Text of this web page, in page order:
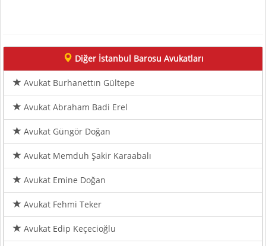
Diğer İstanbul Barosu Avukatları
Avukat Burhanettın Gültepe
Avukat Abraham Badi Erel
Avukat Güngör Doğan
Avukat Memduh Şakir Karaabalı
Avukat Emine Doğan
Avukat Fehmi Teker
Avukat Edip Keçecioğlu